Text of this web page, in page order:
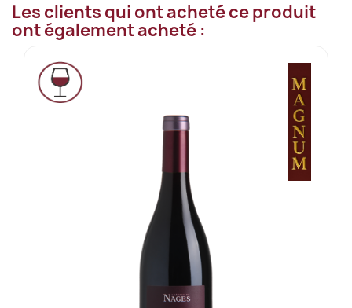
Les clients qui ont acheté ce produit
ont également acheté :